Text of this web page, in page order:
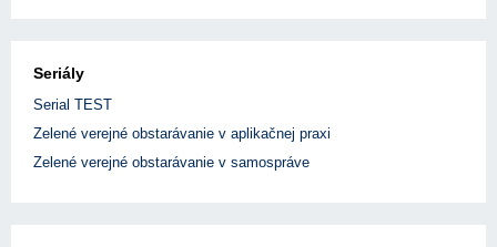
Seriály
Serial TEST
Zelené verejné obstarávanie v aplikačnej praxi
Zelené verejné obstarávanie v samospráve